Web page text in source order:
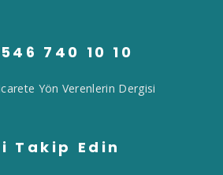
740 10 10
Yön Verenlerin Dergisi
Takip Edin